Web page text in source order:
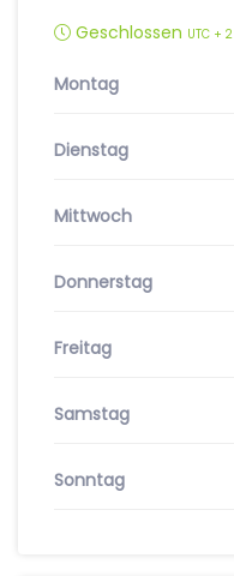
Geschlossen UTC + 2
Montag
Dienstag
Mittwoch
Donnerstag
Freitag
Samstag
Sonntag